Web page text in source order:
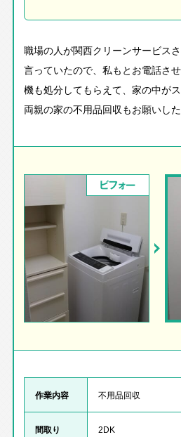
職場の人が関西クリーンサービス
言っていたので、私もとお電話さ
機も処分してもらえて、家の中が
両親の家の不用品回収もお願いした
ビフォー
作業内容 不用品回収
間取り 2DK